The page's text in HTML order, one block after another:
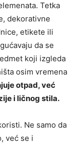
Tetka
dekorativne
etikete ili
da se
koji izgleda
osim vremena
otpad, već
i ličnog stila.
Ne samo da
već se i